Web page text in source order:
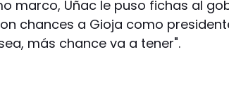
marco, Uñac le puso fichas al
chances a Gioja como
más chance va a tener".